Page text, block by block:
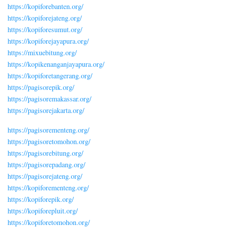
https://kopiforebanten.org/
https://kopiforejateng.org/
https://kopiforesumut.org/
https://kopiforejayapura.org/
https://mixuebitung.org/
https://kopikenanganjayapura.org/
https://kopiforetangerang.org/
https://pagisorepik.org/
https://pagisoremakassar.org/
https://pagisorejakarta.org/
https://pagisorementeng.org/
https://pagisoretomohon.org/
https://pagisorebitung.org/
https://pagisorepadang.org/
https://pagisorejateng.org/
https://kopiforementeng.org/
https://kopiforepik.org/
https://kopiforepluit.org/
https://kopiforetomohon.org/